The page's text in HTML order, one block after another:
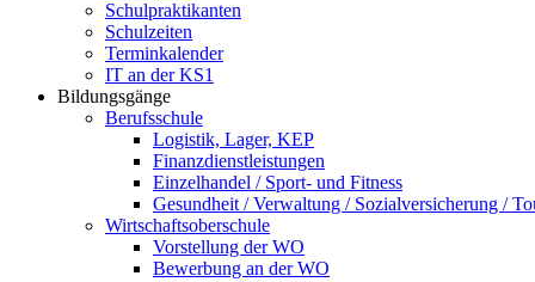
Schulpraktikanten
Schulzeiten
Terminkalender
IT an der KS1
Bildungsgänge
Berufsschule
Logistik, Lager, KEP
Finanzdienstleistungen
Einzelhandel / Sport- und Fitness
Gesundheit / Verwaltung / Sozialversicherung /
Wirtschaftsoberschule
Vorstellung der WO
Bewerbung an der WO